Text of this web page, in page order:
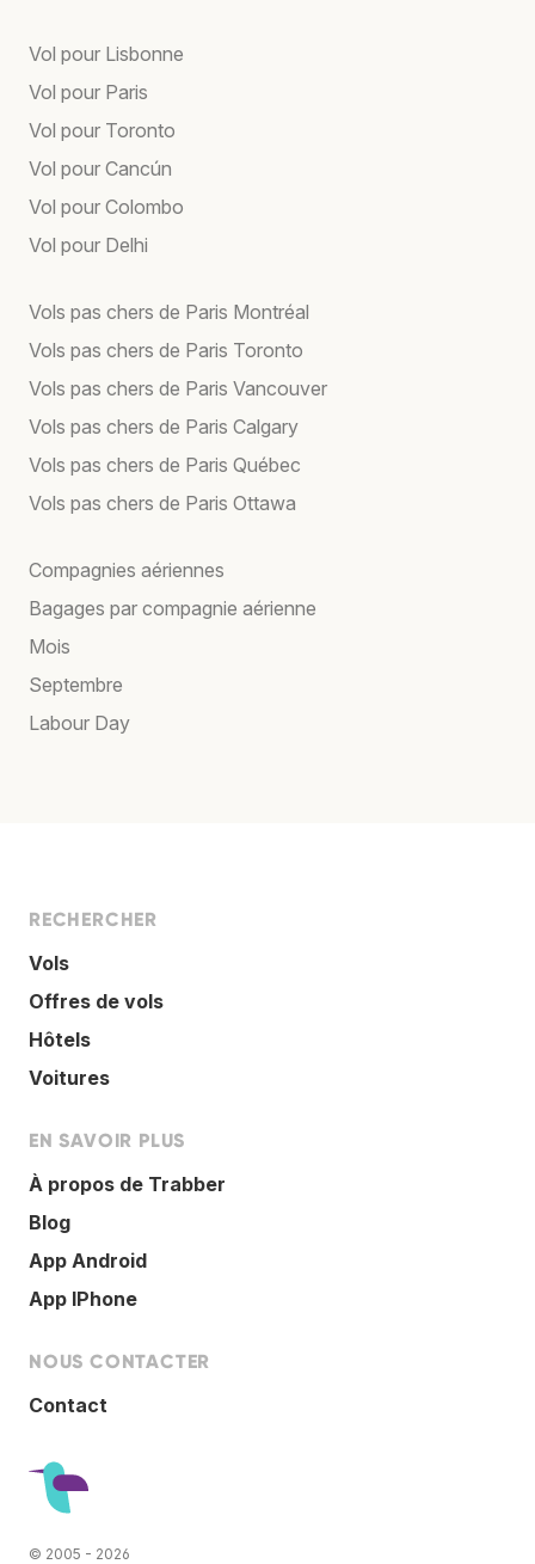
Vol pour Lisbonne
Vol pour Paris
Vol pour Toronto
Vol pour Cancún
Vol pour Colombo
Vol pour Delhi
Vols pas chers de Paris Montréal
Vols pas chers de Paris Toronto
Vols pas chers de Paris Vancouver
Vols pas chers de Paris Calgary
Vols pas chers de Paris Québec
Vols pas chers de Paris Ottawa
Compagnies aériennes
Bagages par compagnie aérienne
Mois
Septembre
Labour Day
RECHERCHER
Vols
Offres de vols
Hôtels
Voitures
EN SAVOIR PLUS
À propos de Trabber
Blog
App Android
App IPhone
NOUS CONTACTER
Contact
© 2005 - 2026